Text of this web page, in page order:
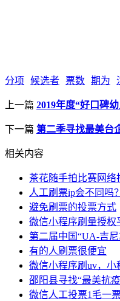
分项 候选者 票数 期为
上一篇 2019年度“好口碑
下一篇 第二季寻找最美台
相关内容
茶花随手拍比赛网络
人工刷票ip会不同吗？
避免刷票的投票方式
微信小程序刷量授权
第二届中国“UA-吉
有的人刷票很便宜
微信小程序刷uv，小
邵阳县寻找“最美抗
微信人工投票1毛一